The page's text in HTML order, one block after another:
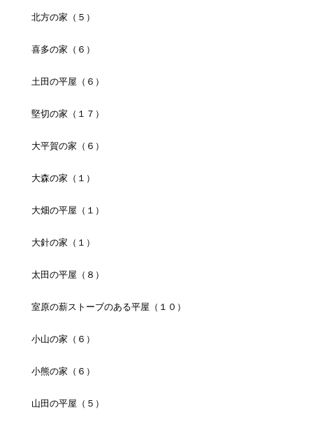
北方の家（５）
喜多の家（６）
土田の平屋（６）
堅切の家（１７）
大平賀の家（６）
大森の家（１）
大畑の平屋（１）
大針の家（１）
太田の平屋（８）
室原の薪ストーブのある平屋（１０）
小山の家（６）
小熊の家（６）
山田の平屋（５）